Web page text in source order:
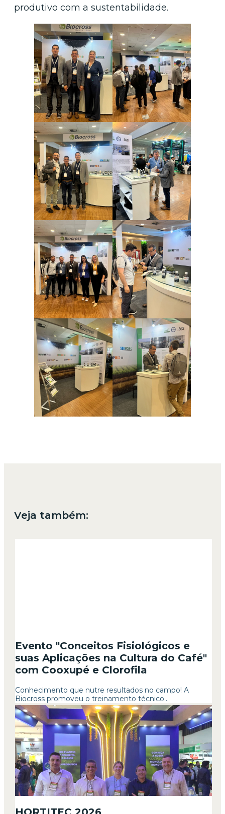
produtivo com a sustentabilidade.
Veja também:
Evento "Conceitos Fisiológicos e
suas Aplicações na Cultura do Café"
com Cooxupé e Clorofila
Conhecimento que nutre resultados no campo! A
Biocross promoveu o treinamento técnico...